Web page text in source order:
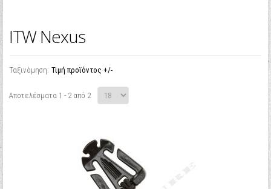
ITW Nexus
Ταξινόμηση: Τιμή προϊόντος +/-
Αποτελέσματα 1 - 2 από 2